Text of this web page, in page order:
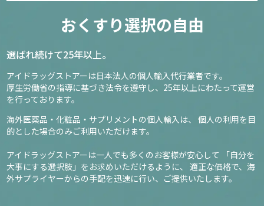
おくすり選択の自由
選ばれ続けて25年以上。
アイドラッグストアーは日本法人の個人輸入代行業者です。
厚生労働省の指導に基づき法令を遵守し、 25年以上にわたって運営
を行っております。
海外医薬品・化粧品・サプリメントの個人輸入は、
個人の利用を目
的とした場合のみご利用いただけます。
アイドラッグストアーは一人でも多くのお客様が安心して
「自分を
大事にする選択肢」をお求めいただけるように、
適正な価格で、海
外サプライヤーからの手配を迅速に行い、ご提供いたします。